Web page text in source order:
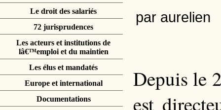
Le droit des salariés
72 jurisprudences
Les acteurs et institutions de
lâ€™emploi et du maintien
Les élus et mandatés
Europe et international
Documentations
par aurelien
Depuis le
est